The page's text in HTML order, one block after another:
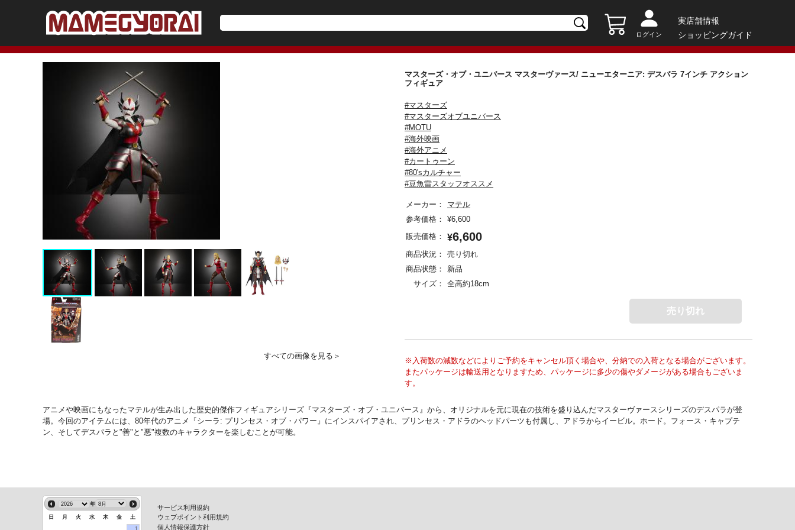
ログイン
実店舗情報
ショッピングガイド
すべての画像を見る＞
マスターズ・オブ・ユニバース マスターヴァース/ ニューエターニア: デスパラ 7インチ アクション
フィギュア
#マスターズ
#マスターズオブユニバース
#MOTU
#海外映画
#海外アニメ
#カートゥーン
#80'sカルチャー
#豆魚雷スタッフオススメ
メーカー：
マテル
参考価格：
¥6,600
販売価格：
¥6,600
商品状況：
売り切れ
商品状態：
新品
サイズ：
全高約18cm
売り切れ
※入荷数の減数などによりご予約をキャンセル頂く場合や、分納での入荷となる場合がございます。
またパッケージは輸送用となりますため、パッケージに多少の傷やダメージがある場合もございま
す。
アニメや映画にもなったマテルが生み出した歴史的傑作フィギュアシリーズ『マスターズ・オブ・ユニバース』から、オリジナルを元に現在の技術を盛り込んだマスターヴァースシリーズのデスパラが登
場。今回のアイテムには、80年代のアニメ『シーラ: プリンセス・オブ・パワー』にインスパイアされ、プリンセス・アドラのヘッドパーツも付属し、アドラからイービル。ホード。フォース・キャプテ
ン、そしてデスパラと"善"と"悪"複数のキャラクターを楽しむことが可能。
年
日 月 火 水 木 金
土
1
サービス利用規約
ウェブポイント利用規約
個人情報保護方針